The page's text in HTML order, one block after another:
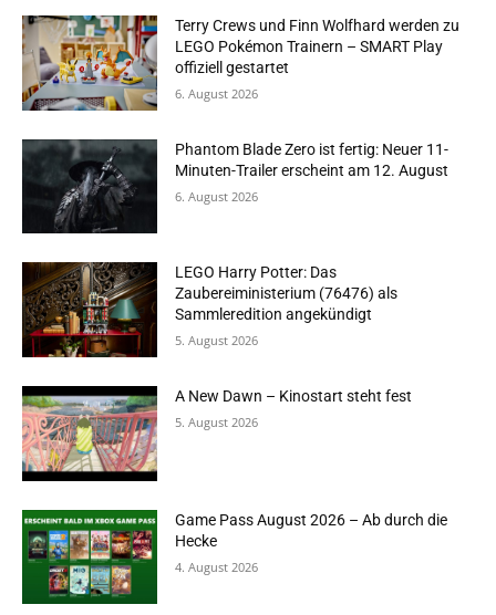
Terry Crews und Finn Wolfhard werden zu
LEGO Pokémon Trainern – SMART Play
offiziell gestartet
6. August 2026
Phantom Blade Zero ist fertig: Neuer 11-
Minuten-Trailer erscheint am 12. August
6. August 2026
LEGO Harry Potter: Das
Zaubereiministerium (76476) als
Sammleredition angekündigt
5. August 2026
A New Dawn – Kinostart steht fest
5. August 2026
Game Pass August 2026 – Ab durch die
Hecke
4. August 2026